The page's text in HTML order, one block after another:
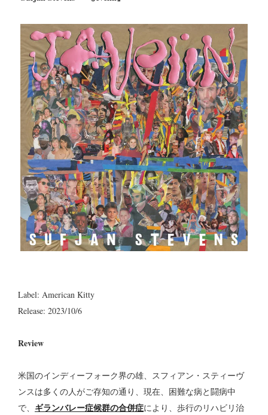
Label: American Kitty
Release: 2023/10/6
Review
米国のインディーフォーク界の雄、スフィアン・スティーヴ
ンスは多くの人がご存知の通り、現在、困難な病と闘病中
で、 ギランバレー症候群の合併症により、歩行のリハビリ治